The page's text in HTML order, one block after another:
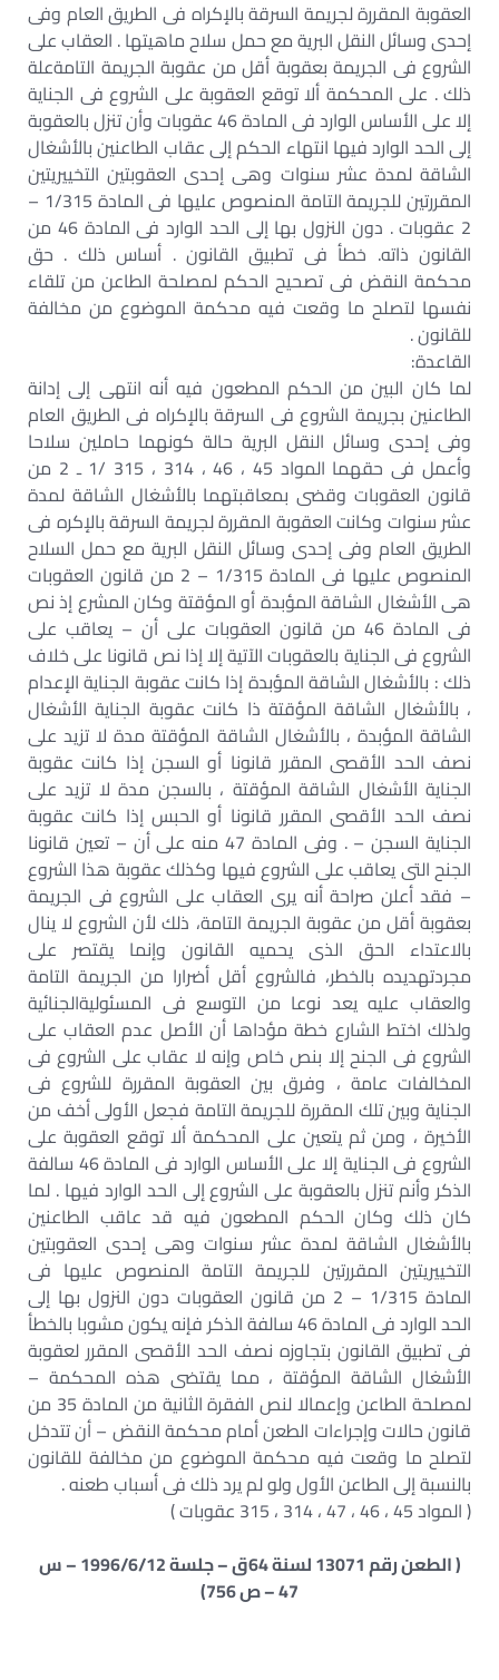
العقوبة المقررة لجريمة السرقة بالإكراه فى الطريق العام وفى
إحدى وسائل النقل البرية مع حمل سلاح ماهيتها . العقاب على
الشروع فى الجريمة بعقوبة أقل من عقوبة الجريمة التامةعلة
ذلك . على المحكمة ألا توقع العقوبة على الشروع فى الجناية
إلا على الأساس الوارد فى المادة 46 عقوبات وأن تنزل بالعقوبة
إلى الحد الوارد فيها انتهاء الحكم إلى عقاب الطاعنين بالأشغال
الشاقة لمدة عشر سنوات وهى إحدى العقوبتين التخييريتين
المقررتين للجريمة التامة المنصوص عليها فى المادة 1/315 –
2 عقوبات . دون النزول بها إلى الحد الوارد فى المادة 46 من
القانون ذاته. خطأ فى تطبيق القانون . أساس ذلك . حق
محكمة النقض فى تصحيح الحكم لمصلحة الطاعن من تلقاء
نفسها لتصلح ما وقعت فيه محكمة الموضوع من مخالفة
للقانون .
القاعدة:
لما كان البين من الحكم المطعون فيه أنه انتهى إلى إدانة
الطاعنين بجريمة الشروع فى السرقة بالإكراه فى الطريق العام
وفى إحدى وسائل النقل البرية حالة كونهما حاملين سلاحا
وأعمل فى حقهما المواد 45 ، 46 ، 314 ، 315 /1 ـ 2 من
قانون العقوبات وقضى بمعاقبتهما بالأشغال الشاقة لمدة
عشر سنوات وكانت العقوبة المقررة لجريمة السرقة بالإكره فى
الطريق العام وفى إحدى وسائل النقل البرية مع حمل السلاح
المنصوص عليها فى المادة 1/315 – 2 من قانون العقوبات
هى الأشغال الشاقة المؤبدة أو المؤقتة وكان المشرع إذ نص
فى المادة 46 من قانون العقوبات على أن – يعاقب على
الشروع فى الجناية بالعقوبات الآتية إلا إذا نص قانونا على خلاف
ذلك : بالأشغال الشاقة المؤبدة إذا كانت عقوبة الجناية الإعدام
، بالأشغال الشاقة المؤقتة ذا كانت عقوبة الجناية الأشغال
الشاقة المؤبدة ، بالأشغال الشاقة المؤقتة مدة لا تزيد على
نصف الحد الأقصى المقرر قانونا أو السجن إذا كانت عقوبة
الجناية الأشغال الشاقة المؤقتة ، بالسجن مدة لا تزيد على
نصف الحد الأقصى المقرر قانونا أو الحبس إذا كانت عقوبة
الجناية السجن – . وفى المادة 47 منه على أن – تعين قانونا
الجنح التى يعاقب على الشروع فيها وكذلك عقوبة هذا الشروع
– فقد أعلن صراحة أنه يرى العقاب على الشروع فى الجريمة
بعقوبة أقل من عقوبة الجريمة التامة، ذلك لأن الشروع لا ينال
بالاعتداء الحق الذى يحميه القانون وإنما يقتصر على
مجردتهديده بالخطر، فالشروع أقل أضرارا من الجريمة التامة
والعقاب عليه يعد نوعا من التوسع فى المسئوليةالجنائية
ولذلك اختط الشارع خطة مؤداها أن الأصل عدم العقاب على
الشروع فى الجنح إلا بنص خاص وإنه لا عقاب على الشروع فى
المخالفات عامة ، وفرق بين العقوبة المقررة للشروع فى
الجناية وبين تلك المقررة للجريمة التامة فجعل الأولى أخف من
الأخيرة ، ومن ثم يتعين على المحكمة ألا توقع العقوبة على
الشروع فى الجناية إلا على الأساس الوارد فى المادة 46 سالفة
الذكر وأنم تنزل بالعقوبة على الشروع إلى الحد الوارد فيها . لما
كان ذلك وكان الحكم المطعون فيه قد عاقب الطاعنين
بالأشغال الشاقة لمدة عشر سنوات وهى إحدى العقوبتين
التخييريتين المقررتين للجريمة التامة المنصوص عليها فى
المادة 1/315 – 2 من قانون العقوبات دون النزول بها إلى
الحد الوارد فى المادة 46 سالفة الذكر فإنه يكون مشوبا بالخطأ
فى تطبيق القانون بتجاوزه نصف الحد الأقصى المقرر لعقوبة
الأشغال الشاقة المؤقتة ، مما يقتضى هذه المحكمة –
لمصلحة الطاعن وإعمالا لنص الفقرة الثانية من المادة 35 من
قانون حالات وإجراءات الطعن أمام محكمة النقض – أن تتدخل
لتصلح ما وقعت فيه محكمة الموضوع من مخالفة للقانون
بالنسبة إلى الطاعن الأول ولو لم يرد ذلك فى أسباب طعنه .
( المواد 45 ، 46 ، 47 ، 314 ، 315 عقوبات )
( الطعن رقم 13071 لسنة 64ق – جلسة 1996/6/12 – س
47 – ص 756)